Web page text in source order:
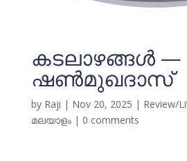
കടലാഴങ്ങൾ —
ഷൺമുഖദാസ്
by Raji | Nov 20, 2025 | Review/
മലയാളം| 0 comments